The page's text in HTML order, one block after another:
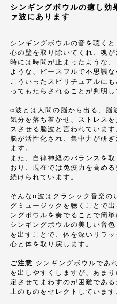
シンギングボウルの癒し
ァ波にあります
シンギングボウルの音を聴く
心の壁を取り除いてくれ、魂
時には時間が止まったような
ような、ピースフルで不思議
こういったスピリチュアルに
ってもたらされることが判明し
α波とは人間の脳から出る、脳
気分を落ち着かせ、ストレス
スさせる脳波と言われています
脳が活性化され、集中力が研
ます。
また、自律神経のバランスを
おり、現在では免疫力を高め
続けられています。
そんなα波はクラシック音楽の
グミュージックを聴くことで
ングボウルを奏でることで簡
シンギングボウルの美しい音
を出すことで、体を深いリラ
心と体を取り戻します。
ご注意 シンギングボウルであ
を出しやすくしますが、あま
定させてまわすのが困難であ
上のものをセレクトしています